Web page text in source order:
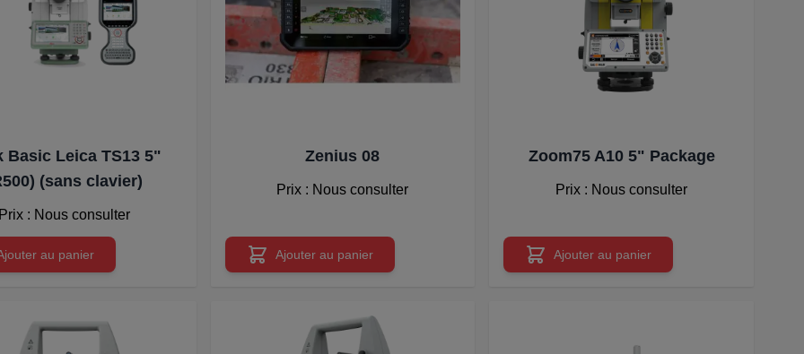
Basic Leica TS13 5"
(sans clavier)
: Nous consulter
au panier
Zenius 08
Prix : Nous consulter
Ajouter au panier
Zoom75 A10 5" Package
Prix : Nous consulter
Ajouter au panier